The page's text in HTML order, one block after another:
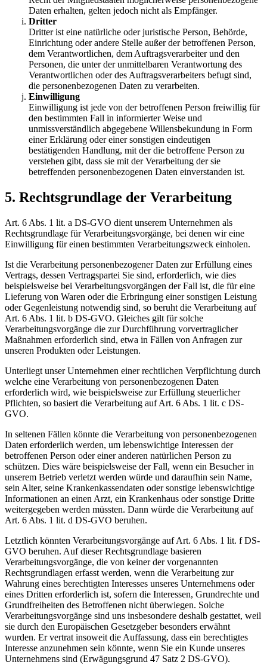
Daten erhalten, gelten jedoch nicht als Empfänger.
Dritter
Dritter ist eine natürliche oder juristische Person, Behörde,
Einrichtung oder andere Stelle außer der betroffenen Person,
dem Verantwortlichen, dem Auftragsverarbeiter und den
Personen, die unter der unmittelbaren Verantwortung des
Verantwortlichen oder des Auftragsverarbeiters befugt sind,
die personenbezogenen Daten zu verarbeiten.
Einwilligung
Einwilligung ist jede von der betroffenen Person freiwillig für
den bestimmten Fall in informierter Weise und
unmissverständlich abgegebene Willensbekundung in Form
einer Erklärung oder einer sonstigen eindeutigen
bestätigenden Handlung, mit der die betroffene Person zu
verstehen gibt, dass sie mit der Verarbeitung der sie
betreffenden personenbezogenen Daten einverstanden ist.
5. Rechtsgrundlage der Verarbeitung
Art. 6 Abs. 1 lit. a DS-GVO dient unserem Unternehmen als
Rechtsgrundlage für Verarbeitungsvorgänge, bei denen wir eine
Einwilligung für einen bestimmten Verarbeitungszweck einholen.
Ist die Verarbeitung personenbezogener Daten zur Erfüllung eines
Vertrags, dessen Vertragspartei Sie sind, erforderlich, wie dies
beispielsweise bei Verarbeitungsvorgängen der Fall ist, die für eine
Lieferung von Waren oder die Erbringung einer sonstigen Leistung
oder Gegenleistung notwendig sind, so beruht die Verarbeitung auf
Art. 6 Abs. 1 lit. b DS-GVO. Gleiches gilt für solche
Verarbeitungsvorgänge die zur Durchführung vorvertraglicher
Maßnahmen erforderlich sind, etwa in Fällen von Anfragen zur
unseren Produkten oder Leistungen.
Unterliegt unser Unternehmen einer rechtlichen Verpflichtung durch
welche eine Verarbeitung von personenbezogenen Daten
erforderlich wird, wie beispielsweise zur Erfüllung steuerlicher
Pflichten, so basiert die Verarbeitung auf Art. 6 Abs. 1 lit. c DS-
GVO.
In seltenen Fällen könnte die Verarbeitung von personenbezogenen
Daten erforderlich werden, um lebenswichtige Interessen der
betroffenen Person oder einer anderen natürlichen Person zu
schützen. Dies wäre beispielsweise der Fall, wenn ein Besucher in
unserem Betrieb verletzt werden würde und daraufhin sein Name,
sein Alter, seine Krankenkassendaten oder sonstige lebenswichtige
Informationen an einen Arzt, ein Krankenhaus oder sonstige Dritte
weitergegeben werden müssten. Dann würde die Verarbeitung auf
Art. 6 Abs. 1 lit. d DS-GVO beruhen.
Letztlich könnten Verarbeitungsvorgänge auf Art. 6 Abs. 1 lit. f DS-
GVO beruhen. Auf dieser Rechtsgrundlage basieren
Verarbeitungsvorgänge, die von keiner der vorgenannten
Rechtsgrundlagen erfasst werden, wenn die Verarbeitung zur
Wahrung eines berechtigten Interesses unseres Unternehmens oder
eines Dritten erforderlich ist, sofern die Interessen, Grundrechte und
Grundfreiheiten des Betroffenen nicht überwiegen. Solche
Verarbeitungsvorgänge sind uns insbesondere deshalb gestattet, weil
sie durch den Europäischen Gesetzgeber besonders erwähnt
wurden. Er vertrat insoweit die Auffassung, dass ein berechtigtes
Interesse anzunehmen sein könnte, wenn Sie ein Kunde unseres
Unternehmens sind (Erwägungsgrund 47 Satz 2 DS-GVO).